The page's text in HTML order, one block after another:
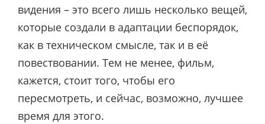
видения – это всего лишь несколько вещей,
которые создали в адаптации беспорядок,
как в техническом смысле, так и в её
повествовании. Тем не менее, фильм,
кажется, стоит того, чтобы его
пересмотреть, и сейчас, возможно, лучшее
время для этого.